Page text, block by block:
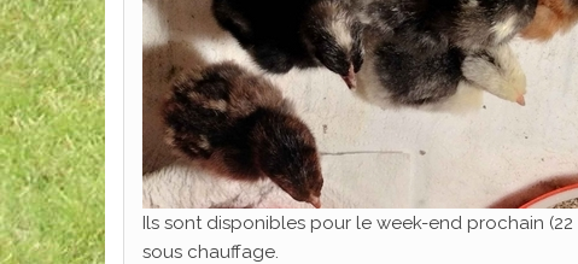
Ils sont disponibles pour le week-end prochain
sous chauffage.